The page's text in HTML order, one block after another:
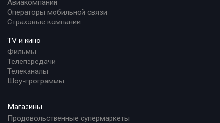
Авиакомпании
Операторы мобильной связи
Страховые компании
TV и кино
Фильмы
Телепередачи
Телеканалы
Шоу-программы
Магазины
Продовольственные супермаркеты